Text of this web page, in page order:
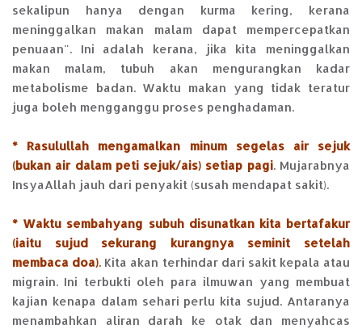
sekalipun hanya dengan kurma kering, kerana
meninggalkan makan malam dapat mempercepatkan
penuaan". Ini adalah kerana, jika kita meninggalkan
makan malam, tubuh akan mengurangkan kadar
metabolisme badan. Waktu makan yang tidak teratur
juga boleh mengganggu proses penghadaman.
* Rasulullah mengamalkan minum segelas air sejuk
(bukan air dalam peti sejuk/ais) setiap pagi. Mujarabnya
InsyaAllah jauh dari penyakit (susah mendapat sakit).
* Waktu sembahyang subuh disunatkan kita bertafakur
(iaitu sujud sekurang kurangnya seminit setelah
membaca doa). Kita akan terhindar dari sakit kepala atau
migrain. Ini terbukti oleh para ilmuwan yang membuat
kajian kenapa dalam sehari perlu kita sujud. Antaranya
menambahkan aliran darah ke otak dan menyahcas